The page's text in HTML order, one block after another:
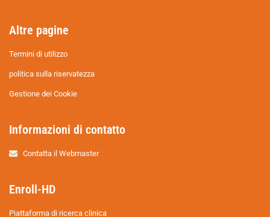
Altre pagine
Termini di utilizzo
politica sulla riservatezza
Gestione dei Cookie
Informazioni di contatto
Contatta il Webmaster
Enroll-HD
Piattaforma di ricerca clinica